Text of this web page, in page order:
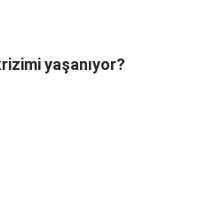
yaşanıyor?